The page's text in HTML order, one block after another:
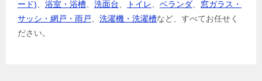
ード)
浴室・浴槽 洗面台 トイレ ベランダ
窓ガラス・
サッシ・網戸・雨戸
洗濯機・洗濯槽など、すべてお任せく
ださい。